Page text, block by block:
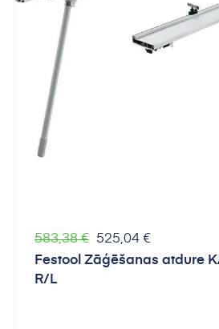
Parastā
cena
583,38 € Cena
525,04 €
Festool Zāģēšanas atdure KA-UG-KS 60-
R/L